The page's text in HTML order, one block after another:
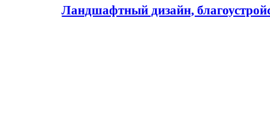
Ландшафтный дизайн,